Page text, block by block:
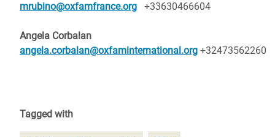
mrubino@oxfamfrance.org +33630466604
Angela Corbalan
angela.corbalan@oxfaminternational.org +32473562260
Tagged with